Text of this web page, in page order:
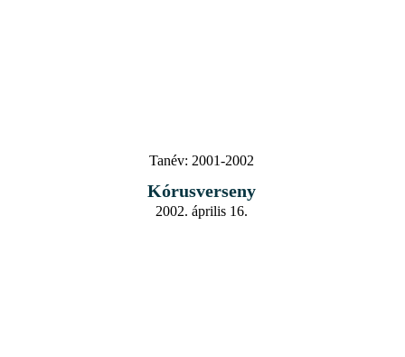
Tanév: 2001-2002
Kórusverseny
2002. április 16.